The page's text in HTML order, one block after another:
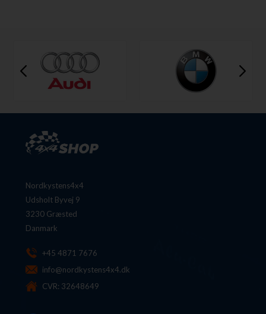
Nordkystens4x4
Udsholt Byvej 9
3230 Græsted
Danmark
+45 4871 7676
info@nordkystens4x4.dk
CVR: 32648649